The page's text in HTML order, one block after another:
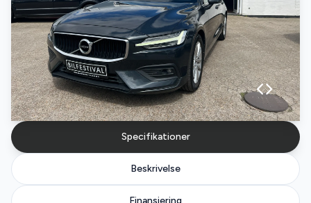
Specifikationer
Beskrivelse